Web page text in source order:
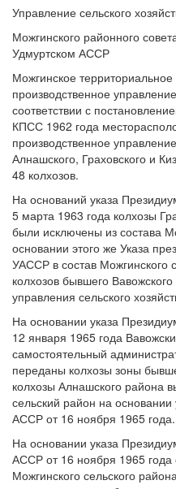
Управление сельского
Можгинского районного
Удмуртском АССР
Можгинское территориальное
производственное
соответствии с
КПСС 1962 года
производственное
Алнашского, Граховского и
48 колхозов.
На оснований указа
5 марта 1963 года колхозы
были исключены из состава
основании этого же Указа
УАССР в состав Можгинского
колхозов бывшего
управления сельского
На основании указа
12 января 1965 года
самостоятельный
переданы колхозы зоны
колхозы Алнашского района
сельский район на
АССР от 16 ноября 1965 года.
На основании указа
АССР от 16 ноября 1965
Можгинского сельского